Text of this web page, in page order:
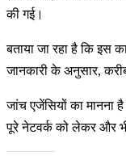
की गई।
बताया जा रहा है कि इस
जानकारी के अनुसार,
जांच एजेंसियों का मानना
पूरे नेटवर्क को लेकर और